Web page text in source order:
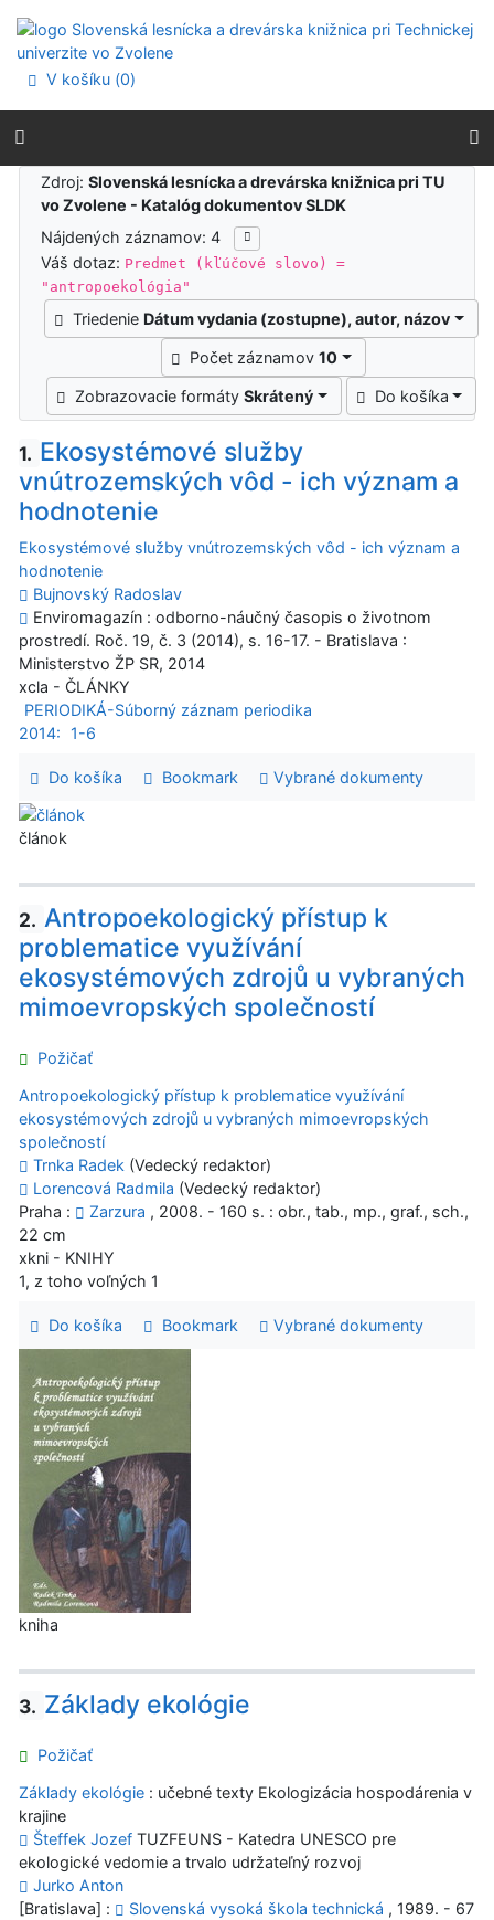
Prejsť na menu
Prehlásenie o webovej prístupnosti
V košíku (0)
Výsledky vyhľadávania
Zdroj:Slovenská lesnícka a drevárska knižnica pri TU
vo Zvolene - Katalóg dokumentov SLDK
Nájdených záznamov: 4
Váš dotaz: Predmet (kľúčové slovo) =
"antropoekológia"
Triedenie Dátum vydania (zostupne), autor, názov
Počet záznamov10
Zobrazovacie formátySkrátený Do košíka
1. Ekosystémové služby
vnútrozemských vôd - ich význam a
hodnotenie
Ekosystémové služby vnútrozemských vôd - ich význam a
hodnotenie
Bujnovský Radoslav
Enviromagazín : odborno-náučný časopis o životnom
prostredí. Roč. 19, č. 3 (2014), s. 16-17. - Bratislava :
Ministerstvo ŽP SR, 2014
xcla - ČLÁNKY
PERIODIKÁ-Súborný záznam periodika
2014:
1-6
Do košíka Bookmark Vybrané dokumenty
článok
2. Antropoekologický přístup k
problematice využívání
ekosystémových zdrojů u vybraných
mimoevropských společností
Požičať
Antropoekologický přístup k problematice využívání
ekosystémových zdrojů u vybraných mimoevropských
společností
Trnka Radek (Vedecký redaktor)
Lorencová Radmila (Vedecký redaktor)
Praha :
Zarzura , 2008. - 160 s. : obr., tab., mp., graf., sch.,
22 cm
xkni - KNIHY
1, z toho voľných 1
Do košíka Bookmark Vybrané dokumenty
kniha
3. Základy ekológie
Požičať
Základy ekológie : učebné texty Ekologizácia hospodárenia v
krajine
Šteffek Jozef TUZFEUNS - Katedra UNESCO pre
ekologické vedomie a trvalo udržateľný rozvoj
Jurko Anton
[Bratislava] :
Slovenská vysoká škola technická , 1989. - 67